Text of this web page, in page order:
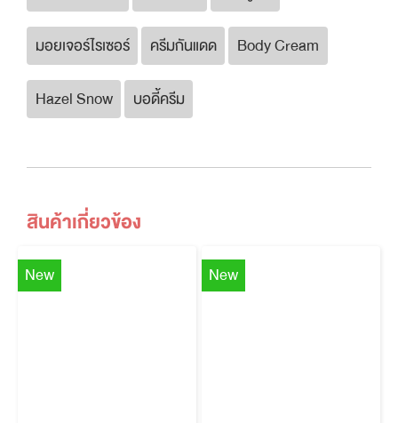
มอยเจอร์ไรเซอร์ ครีมกันแดด Body Cream
Hazel Snow บอดี้ครีม
สินค้าเกี่ยวข้อง
New New